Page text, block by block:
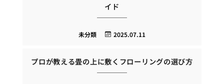
イド
2025.07.11
未分類
プロが教える畳の上に敷くフローリングの選び方